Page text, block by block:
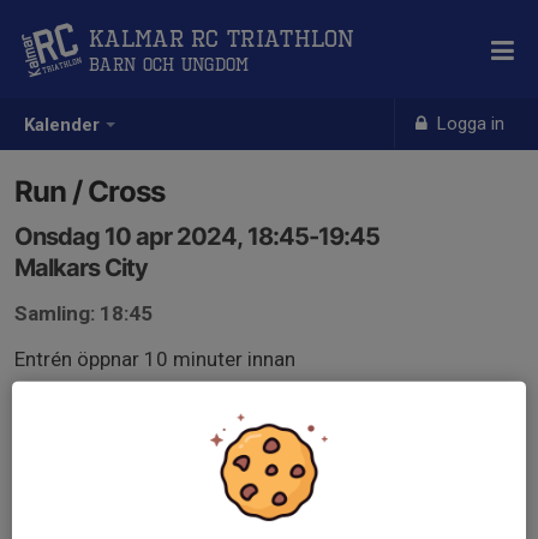
Kalender Logga in
Kalmar RC Triathlon
Barn och Ungdom
Run / Cross
Onsdag 10 apr 2024, 18:45-19:45
Malkars City
Samling: 18:45
Entrén öppnar 10 minuter innan